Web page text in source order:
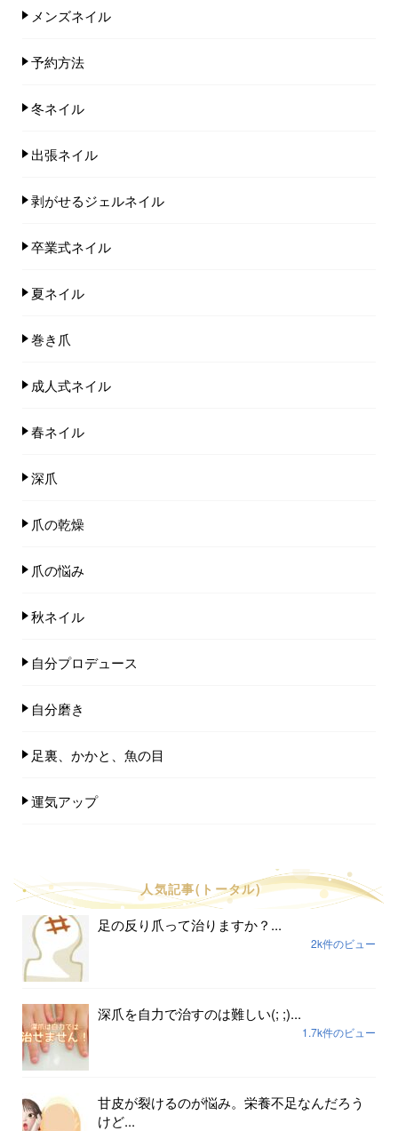
メンズネイル
予約方法
冬ネイル
出張ネイル
剥がせるジェルネイル
卒業式ネイル
夏ネイル
巻き爪
成人式ネイル
春ネイル
深爪
爪の乾燥
爪の悩み
秋ネイル
自分プロデュース
自分磨き
足裏、かかと、魚の目
運気アップ
人気記事(トータル)
足の反り爪って治りますか？...
2k件のビュー
深爪を自力で治すのは難しい(; ;)...
1.7k件のビュー
甘皮が裂けるのが悩み。栄養不足なんだろう
けど...